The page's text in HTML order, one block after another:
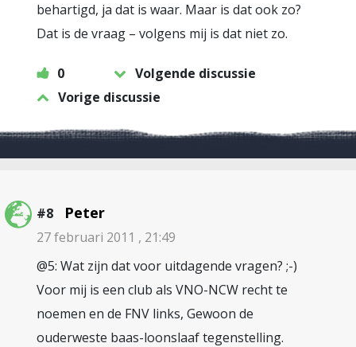
behartigd, ja dat is waar. Maar is dat ook zo?
Dat is de vraag – volgens mij is dat niet zo.
0
Volgende discussie
Vorige discussie
#8 Peter
27 februari 2011 , 21:49
@5: Wat zijn dat voor uitdagende vragen? ;-)
Voor mij is een club als VNO-NCW recht te
noemen en de FNV links, Gewoon de
ouderweste baas-loonslaaf tegenstelling.